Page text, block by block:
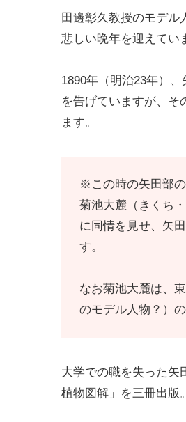
田邊彰久教授のモデル
悲しい晩年を迎えてい
1890年（明治23年）
を告げていますが、そ
ます。
※この時の矢田部
菊池大麓（きくち
に同情を見せ、矢
す。
なお菊池大麓は、
のモデル人物？）
大学での職を失った矢
植物図解」を三冊出版。